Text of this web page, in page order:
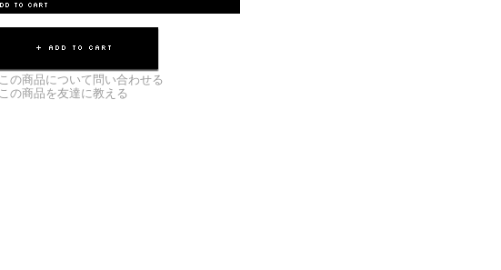
この商品について問い合わせる
この商品を友達に教える